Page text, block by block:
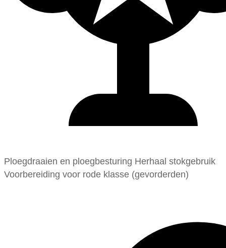
Ploegdraaien en ploegbesturing Herhaal stokgebruik
Voorbereiding voor rode klasse (gevorderden)